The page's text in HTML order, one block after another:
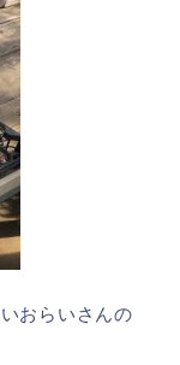
おらいさんの